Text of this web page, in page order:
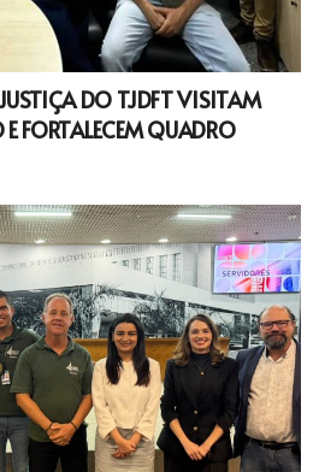
DO TJDFT VISITAM
FORTALECEM QUADRO